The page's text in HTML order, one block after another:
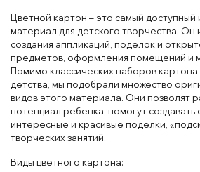
Цветной картон – это самый доступный
материал для детского творчества. Он
создания аппликаций, поделок и
предметов, оформления помещений и
Помимо классических наборов
детства, мы подобрали множество
видов этого материала. Они позволят
потенциал ребенка, помогут
интересные и красивые поделки,
творческих занятий.
Виды цветного картона: